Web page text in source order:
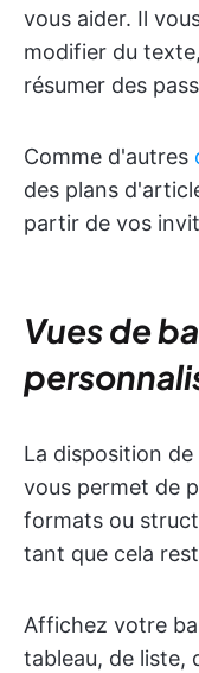
vous aider. Il
modifier du
résumer des
Comme d'autres
des plans
partir de vos
Vues de
La disposition
vous permet de
formats ou
tant que cela
Affichez votre
tableau, de liste,